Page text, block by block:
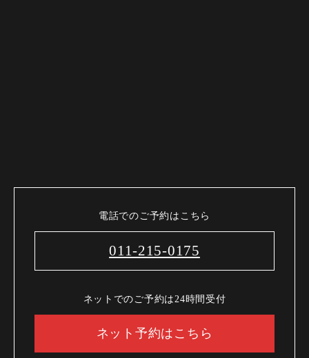
電話でのご予約はこちら
011-215-0175
ネットでのご予約は24時間受付
ネット予約はこちら